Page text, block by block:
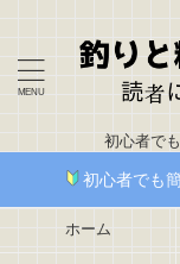
初心者で
初心者でも
ホーム